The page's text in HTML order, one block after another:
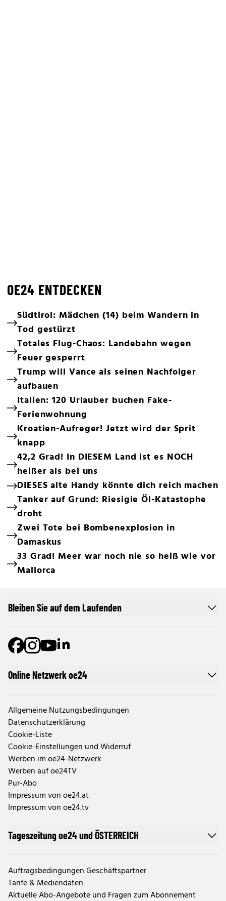
OE24 ENTDECKEN
Südtirol: Mädchen (14) beim Wandern in
Tod gestürzt
Totales Flug-Chaos: Landebahn wegen
Feuer gesperrt
Trump will Vance als seinen Nachfolger
aufbauen
Italien: 120 Urlauber buchen Fake-
Ferienwohnung
Kroatien-Aufreger! Jetzt wird der Sprit
knapp
42,2 Grad! In DIESEM Land ist es NOCH
heißer als bei uns
DIESES alte Handy könnte dich reich machen
Tanker auf Grund: Riesigie Öl-Katastophe
droht
Zwei Tote bei Bombenexplosion in
Damaskus
33 Grad! Meer war noch nie so heiß wie vor
Mallorca
Online Netzwerk oe24
Allgemeine Nutzungsbedingungen
Datenschutzerklärung
Cookie-Liste
Cookie-Einstellungen und Widerruf
Werben im oe24-Netzwerk
Werben auf oe24TV
Pur-Abo
Impressum von oe24.at
Impressum von oe24.tv
Tageszeitung oe24 und ÖSTERREICH
Auftragsbedingungen Geschäftspartner
Tarife & Mediendaten
Aktuelle Abo-Angebote und Fragen zum Abonnement
Bleiben Sie auf dem Laufenden